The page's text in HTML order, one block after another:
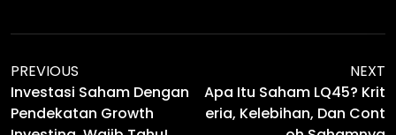
PREVIOUS
Investasi Saham Dengan
Pendekatan Growth
NEXT
Apa Itu Saham LQ45? Krit
Eria, Kelebihan, Dan Cont